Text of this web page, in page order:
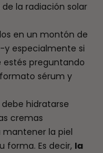
la radiación solar
en un montón de
y especialmente si
estés preguntando
sérum y
hidratarse
cremas
la piel
forma. Es decir, la